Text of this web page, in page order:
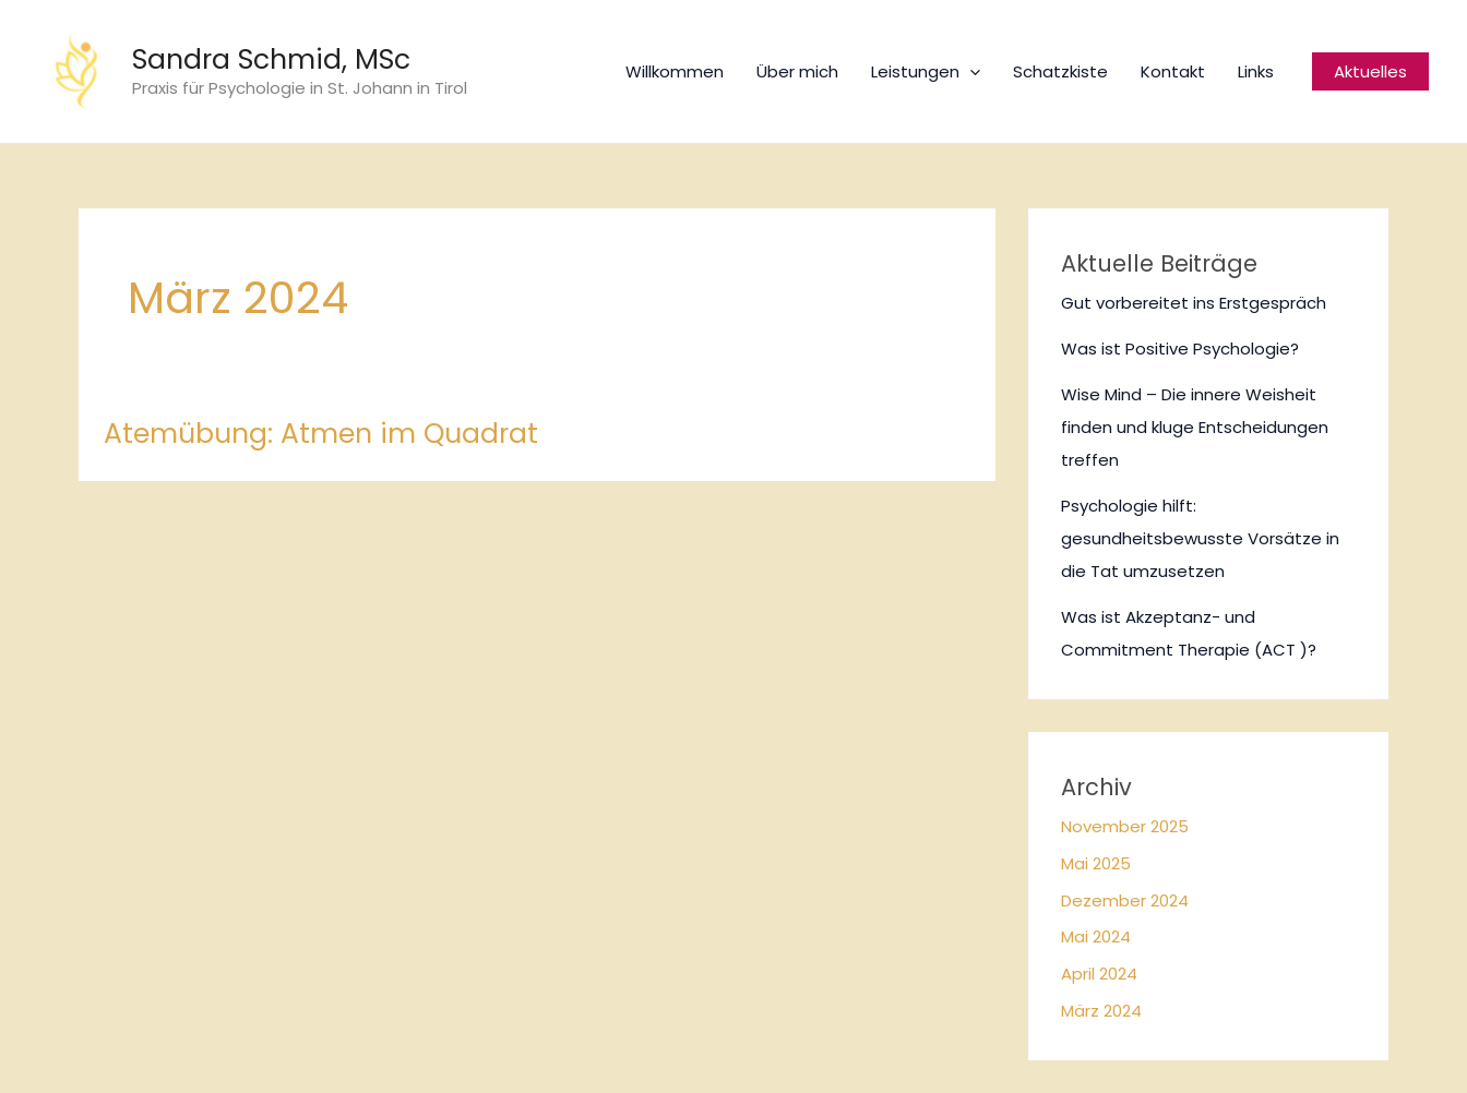
springen
Sandra Schmid, MSc
Praxis für Psychologie in St. Johann in Tirol
Willkommen Über mich Leistungen Schatzkiste Kontakt Links Aktuelles
März 2024
Atemübung: Atmen im Quadrat
Aktuelle Beiträge
Gut vorbereitet ins Erstgespräch
Was ist Positive Psychologie?
Wise Mind – Die innere Weisheit
finden und kluge Entscheidungen
treffen
Psychologie hilft:
gesundheitsbewusste Vorsätze in
die Tat umzusetzen
Was ist Akzeptanz- und
Commitment Therapie (ACT )?
Archiv
November 2025
Mai 2025
Dezember 2024
Mai 2024
April 2024
März 2024